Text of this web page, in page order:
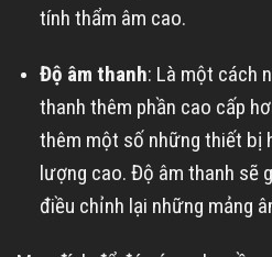
tính thẩm âm cao.
Độ âm thanh: Là một cách
thanh thêm phần cao cấp
thêm một số những thiết bị
lượng cao. Độ âm thanh sẽ
điều chỉnh lại những mảng